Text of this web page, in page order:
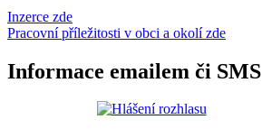
Inzerce zde
Pracovní příležitosti v obci a okolí zde
Informace emailem či SMS